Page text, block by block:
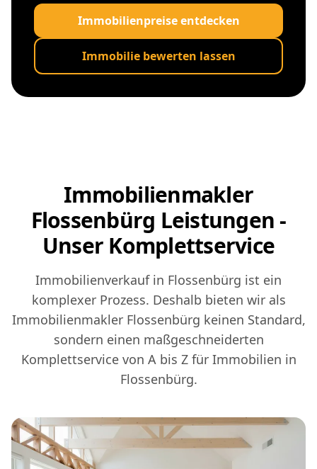
Immobilienpreise entdecken
Immobilie bewerten lassen
Immobilienmakler
Flossenbürg Leistungen -
Unser Komplettservice
Immobilienverkauf in Flossenbürg ist ein
komplexer Prozess. Deshalb bieten wir als
Immobilienmakler Flossenbürg keinen Standard,
sondern einen maßgeschneiderten
Komplettservice von A bis Z für Immobilien in
Flossenbürg.